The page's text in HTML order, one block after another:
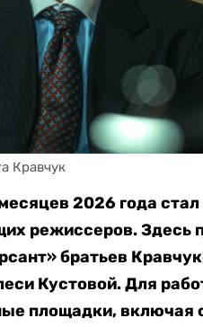
Кравчук
2026 года стал
режиссеров. Здесь
братьев
Кустовой. Для
площадки, включая